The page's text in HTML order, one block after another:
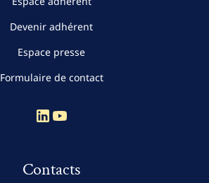
Devenir adhérent
Espace presse
Formulaire de contact
Contacts